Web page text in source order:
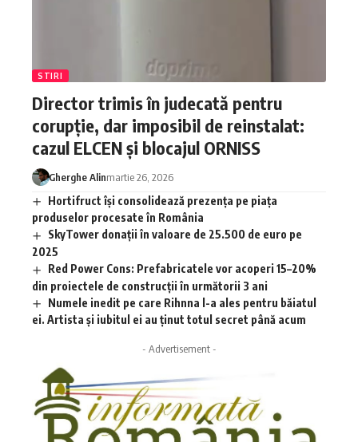
STIRI
Director trimis în judecată pentru
corupție, dar imposibil de reinstalat:
cazul ELCEN și blocajul ORNISS
Gherghe Alinmartie 26, 2026
Hortifruct își consolidează prezența pe piața
produselor procesate în România
SkyTower donații în valoare de 25.500 de euro pe
2025
Red Power Cons: Prefabricatele vor acoperi 15–20%
din proiectele de construcții în următorii 3 ani
Numele inedit pe care Rihnna l-a ales pentru băiatul
ei. Artista și iubitul ei au ținut totul secret până acum
- Advertisement -